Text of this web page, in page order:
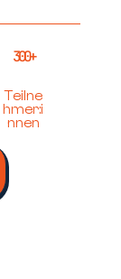
300+
Teilne
hmer:i
nnen